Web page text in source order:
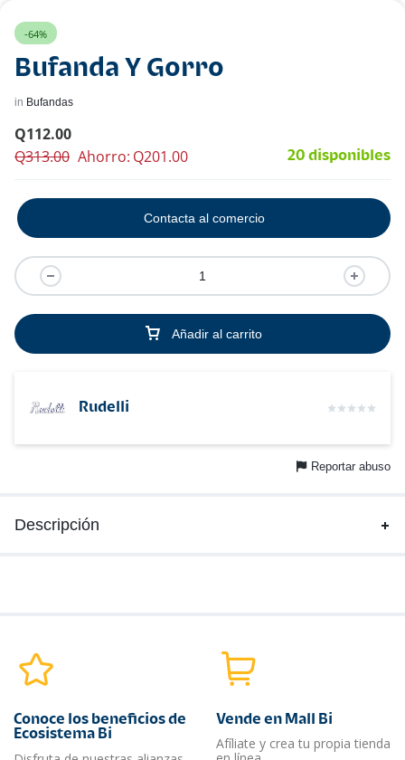
-64%
Bufanda Y Gorro
in Bufandas
Q112.00
Q313.00 Ahorro: Q201.00 20 disponibles
Añadir al carrito
Contacta al comercio
Rudelli
Reportar abuso
Descripción
Conoce los beneficios de
Ecosistema Bi
Vende en Mall Bi
Afíliate y crea tu propia tienda